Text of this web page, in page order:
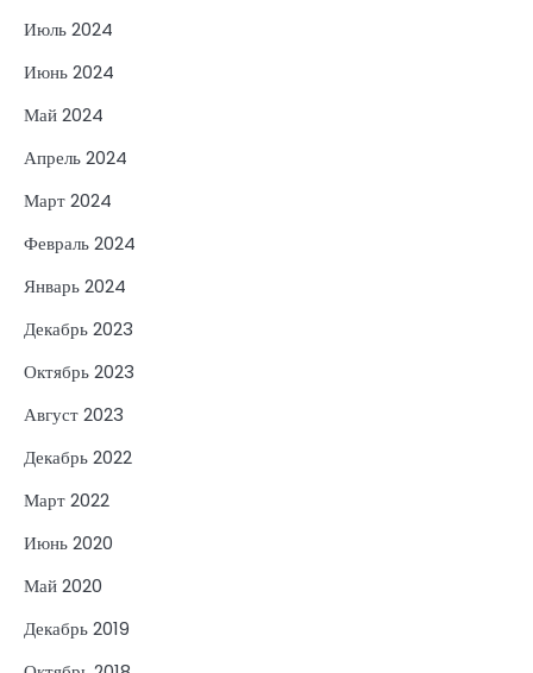
Июль 2024
Июнь 2024
Май 2024
Апрель 2024
Март 2024
Февраль 2024
Январь 2024
Декабрь 2023
Октябрь 2023
Август 2023
Декабрь 2022
Март 2022
Июнь 2020
Май 2020
Декабрь 2019